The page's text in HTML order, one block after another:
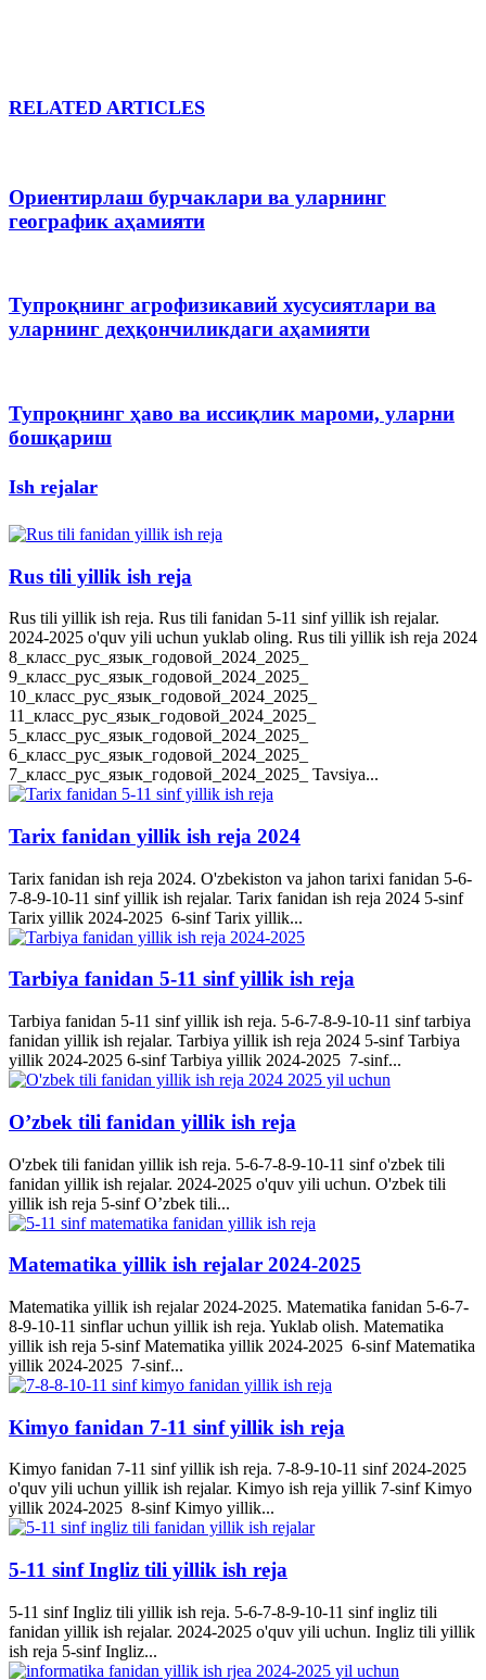
RELATED ARTICLES
Ориентирлаш бурчаклари ва уларнинг
географик аҳамияти
Тупроқнинг агрофизикавий хусусиятлари ва
уларнинг деҳқончиликдаги аҳамияти
Тупроқнинг ҳаво ва иссиқлик мароми, уларни
бошқариш
Ish rejalar
Rus tili yillik ish reja
Rus tili yillik ish reja. Rus tili fanidan 5-11 sinf yillik ish rejalar.
2024-2025 o'quv yili uchun yuklab oling. Rus tili yillik ish reja 2024
8_класс_рус_язык_годовой_2024_2025_
9_класс_рус_язык_годовой_2024_2025_
10_класс_рус_язык_годовой_2024_2025_
11_класс_рус_язык_годовой_2024_2025_
5_класс_рус_язык_годовой_2024_2025_
6_класс_рус_язык_годовой_2024_2025_
7_класс_рус_язык_годовой_2024_2025_ Tavsiya...
Tarix fanidan yillik ish reja 2024
Tarix fanidan ish reja 2024. O'zbekiston va jahon tarixi fanidan 5-6-
7-8-9-10-11 sinf yillik ish rejalar. Tarix fanidan ish reja 2024 5-sinf
Tarix yillik 2024-2025 6-sinf Tarix yillik...
Tarbiya fanidan 5-11 sinf yillik ish reja
Tarbiya fanidan 5-11 sinf yillik ish reja. 5-6-7-8-9-10-11 sinf tarbiya
fanidan yillik ish rejalar. Tarbiya yillik ish reja 2024 5-sinf Tarbiya
yillik 2024-2025 6-sinf Tarbiya yillik 2024-2025 7-sinf...
O’zbek tili fanidan yillik ish reja
O'zbek tili fanidan yillik ish reja. 5-6-7-8-9-10-11 sinf o'zbek tili
fanidan yillik ish rejalar. 2024-2025 o'quv yili uchun. O'zbek tili
yillik ish reja 5-sinf O’zbek tili...
Matematika yillik ish rejalar 2024-2025
Matematika yillik ish rejalar 2024-2025. Matematika fanidan 5-6-7-
8-9-10-11 sinflar uchun yillik ish reja. Yuklab olish. Matematika
yillik ish reja 5-sinf Matematika yillik 2024-2025 6-sinf Matematika
yillik 2024-2025 7-sinf...
Kimyo fanidan 7-11 sinf yillik ish reja
Kimyo fanidan 7-11 sinf yillik ish reja. 7-8-9-10-11 sinf 2024-2025
o'quv yili uchun yillik ish rejalar. Kimyo ish reja yillik 7-sinf Kimyo
yillik 2024-2025 8-sinf Kimyo yillik...
5-11 sinf Ingliz tili yillik ish reja
5-11 sinf Ingliz tili yillik ish reja. 5-6-7-8-9-10-11 sinf ingliz tili
fanidan yillik ish rejalar. 2024-2025 o'quv yili uchun. Ingliz tili yillik
ish reja 5-sinf Ingliz...